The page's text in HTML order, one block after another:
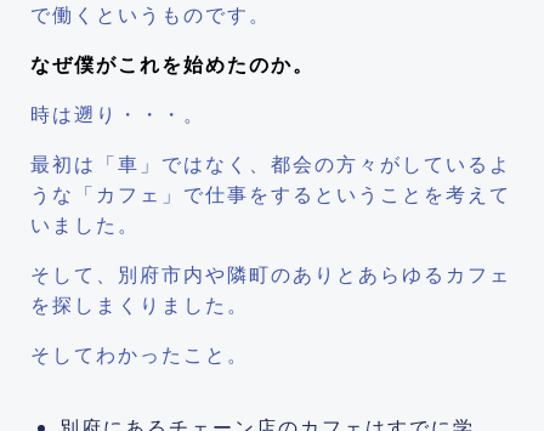
で働くというものです。
なぜ僕がこれを始めたのか。
時は遡り・・・。
最初は「車」ではなく、都会の方々がしているよ
うな「カフェ」で仕事をするということを考えて
いました。
そして、別府市内や隣町のありとあらゆるカフェ
を探しまくりました。
そしてわかったこと。